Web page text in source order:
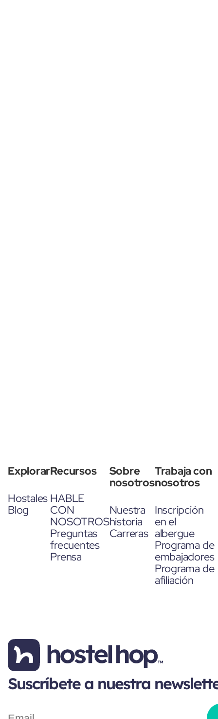
Explorar
Hostales
Blog
Recursos
HABLE
CON
NOSOTROS
Preguntas
frecuentes
Prensa
Sobre
nosotros
Nuestra
historia
Carreras
Trabaja con
nosotros
Inscripción
en el
albergue
Programa de
embajadores
Programa de
afiliación
Suscríbete a nuestra